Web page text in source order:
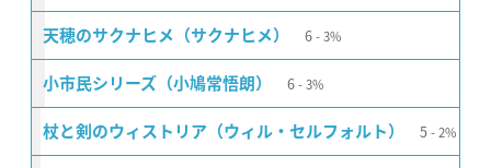
天穂のサクナヒメ（サクナヒメ） 6 3%
小市民シリーズ（小鳩常悟朗） 6 3%
杖と剣のウィストリア（ウィル・セルフォルト） 5 2%